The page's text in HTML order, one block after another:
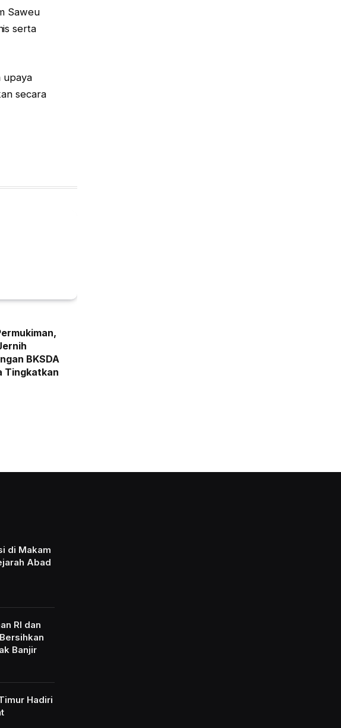
Saweu
serta
upaya
secara
BKSDA
Tingkatkan
di Makam
Abad
RI dan
Banjir
Hadiri